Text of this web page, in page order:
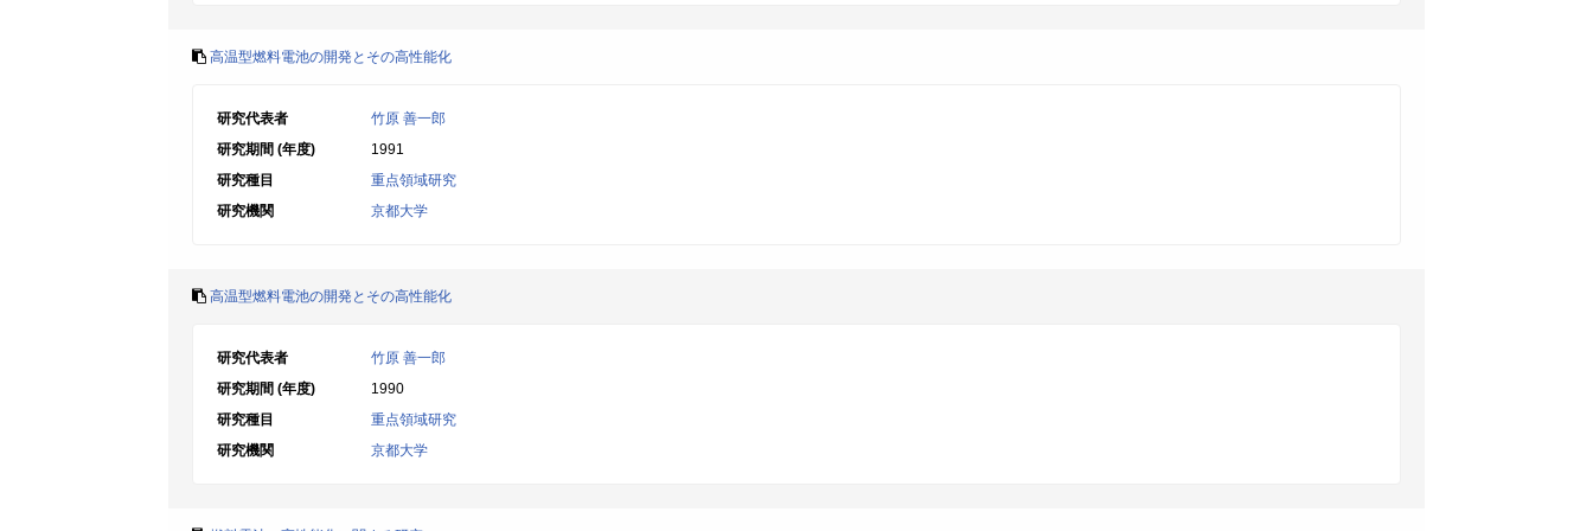
高温型燃料電池の開発とその高性能化
研究代表者
竹原 善一郎
研究期間 (年度)
1991
研究種目
重点領域研究
研究機関
京都大学
高温型燃料電池の開発とその高性能化
研究代表者
竹原 善一郎
研究期間 (年度)
1990
研究種目
重点領域研究
研究機関
京都大学